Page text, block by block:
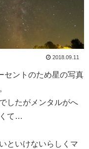
2018.09.11
セントのため星の写真
したがメンタルがへ
て…
といけないらしくマ